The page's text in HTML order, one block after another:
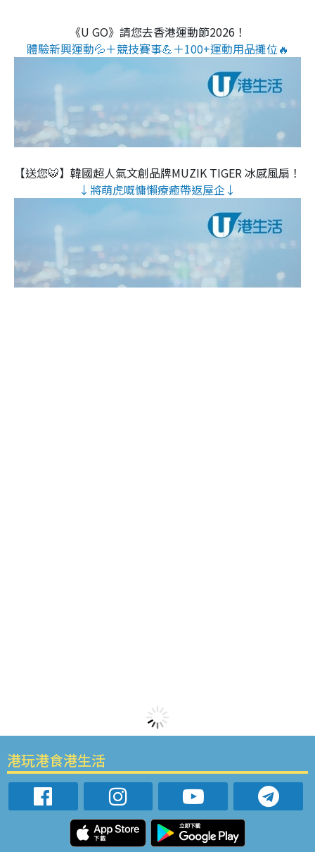
《U GO》請您去香港運動節2026！
體驗新興運動💦＋競技賽事💪＋100+運動用品攤位🔥
【送您🐯】韓國超人氣文創品牌MUZIK TIGER 冰感風扇！
↓將萌虎嘅慵懶療癒帶返屋企↓
港玩港食港生活